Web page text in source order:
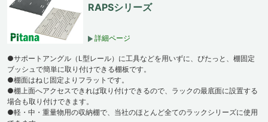
RAPSシリーズ
詳細ページ
●サポートアングル（L型レール）に工具などを用いずに、ぴたっと、棚固定
ブッシュで簡単に取り付けできる棚板です。
●棚面はねじ固定よりフラットです。
●棚上面へアクセスできれば取り付けできるので、ラックの最底面に設置する
場合も取り付けできます。
●軽・中・重量物用の収納棚で、当社のほとんど全てのラックシリーズに使用